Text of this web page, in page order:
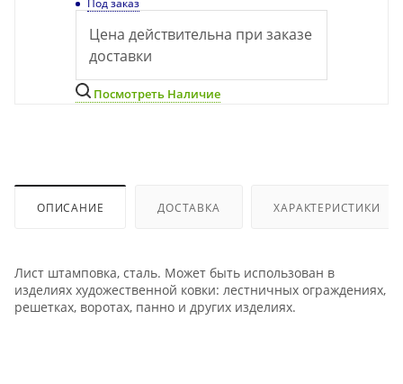
Под заказ
Цена действительна при заказе
доставки
Посмотреть Наличие
ОПИСАНИЕ ДОСТАВКА ХАРАКТЕРИСТИКИ
Лист штамповка, сталь. Может быть использован в
изделиях художественной ковки: лестничных ограждениях,
решетках, воротах, панно и других изделиях.